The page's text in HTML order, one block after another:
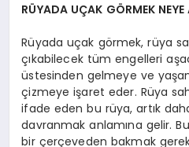
RÜYADA UÇAK GÖRMEK
Rüyada uçak görmek, rüya
çıkabilecek tüm engelleri
üstesinden gelmeye ve
çizmeye işaret eder. Rüya
ifade eden bu rüya, artık
davranmak anlamına gelir.
bir çerçeveden bakmak